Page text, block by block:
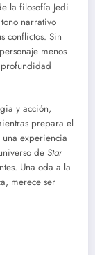
la filosofía Jedi
narrativo
conflictos. Sin
menos
y acción,
prepara el
experiencia
de Star
Una oda a la
merece ser